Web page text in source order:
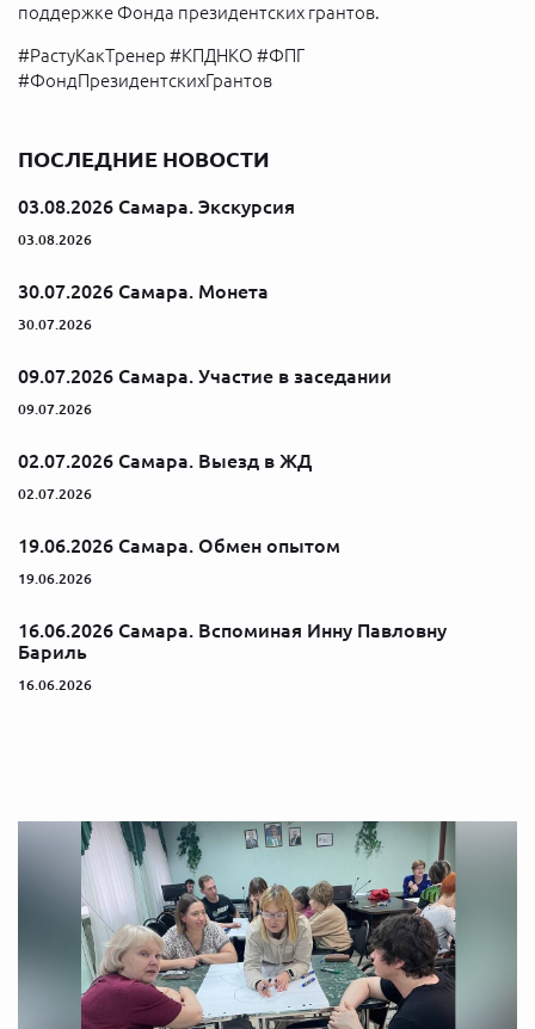
поддержке Фонда президентских грантов.
#РастуКакТренер #КПДНКО #ФПГ
#ФондПрезидентскихГрантов
ПОСЛЕДНИЕ НОВОСТИ
03.08.2026 Самара. Экскурсия
03.08.2026
30.07.2026 Самара. Монета
30.07.2026
09.07.2026 Самара. Участие в заседании
09.07.2026
02.07.2026 Самара. Выезд в ЖД
02.07.2026
19.06.2026 Самара. Обмен опытом
19.06.2026
16.06.2026 Самара. Вспоминая Инну Павловну
Бариль
16.06.2026